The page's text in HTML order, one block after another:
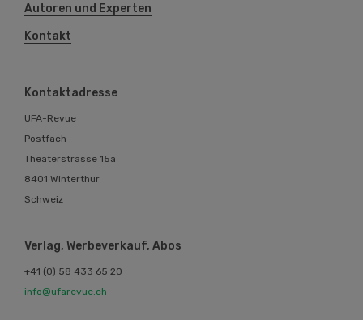
Autoren und Experten
Kontakt
Kontaktadresse
UFA-Revue
Postfach
Theaterstrasse 15a
8401 Winterthur
Schweiz
Verlag, Werbeverkauf, Abos
+41 (0) 58 433 65 20
info@ufarevue.ch